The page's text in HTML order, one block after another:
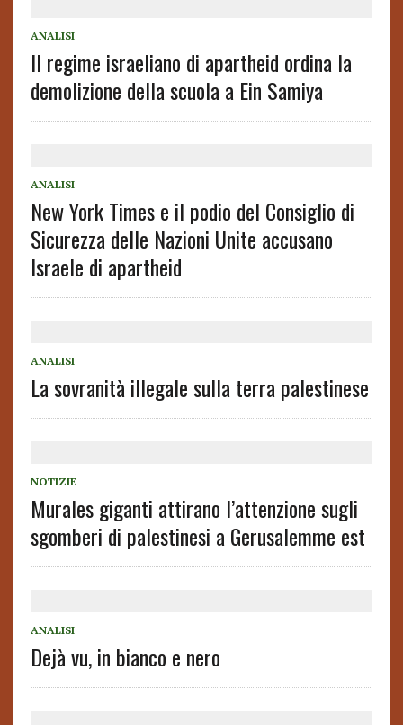
ANALISI
Il regime israeliano di apartheid ordina la
demolizione della scuola a Ein Samiya
ANALISI
New York Times e il podio del Consiglio di
Sicurezza delle Nazioni Unite accusano
Israele di apartheid
ANALISI
La sovranità illegale sulla terra palestinese
NOTIZIE
Murales giganti attirano l’attenzione sugli
sgomberi di palestinesi a Gerusalemme est
ANALISI
Dejà vu, in bianco e nero